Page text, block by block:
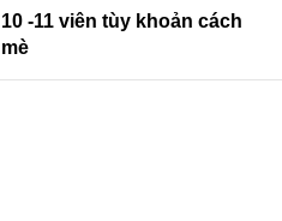
10 -11 viên tùy khoản cách
mè